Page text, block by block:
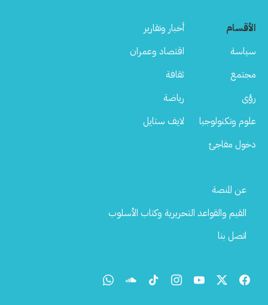
الأقسام
أخبار وتقارير
سياسة
اقتصاد وعمران
مجتمع
ثقافة
رؤى
رياضة
علوم وتكنولوجيا
لايف ستايل
دخول مفاجئ
Footer
عن المنصة
القيم والقواعد التحريرية وكتاب الأسلوب
اتصل بنا